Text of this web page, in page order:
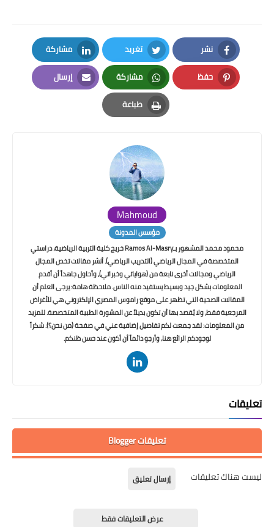
نشر
Facebook
تغريد
Twitter
مشاركة
LinkedIn
حفظ
Pinterest
مشاركة
Whatsapp
إرسال
Email
طباعة
Print
Mahmoud
مؤسس المدونة
محمود محمد المشهور بـRamos Al-Masry خريج كلية التربية الرياضية، دراستي
المتخصصة في المجال الرياضي (التدريب الرياضي). أنشر مقالات تخص المجال
الرياضي ومجالات أخرى نابعة من (هواياتي وخبراتي)، وأحاول جاهداً أن أقدم
المعلومات بشكل جيد وبسيط يستفيد منه الناس. ملاحظة هامة: يرجى العلم أن
المقالات الصحية التي تظهر على موقع راموس المصري الإلكتروني هي للأغراض
المرجعية فقط، ولا يُقصد بها أن تكون بديلاً عن المشورة الطبية المتخصصة. للمزيد
من المعلومات: لقد جمعت لكم تفاصيل إضافية عني في صفحة (من نحن؟). شكراً
لوجودكم الرائع هنا، وأرجو دائماً أن أكون عند حسن ظنكم.
تعليقات
تعليقات Blogger
ليست هناك تعليقات إرسال تعليق
عرض التعليقات فقط